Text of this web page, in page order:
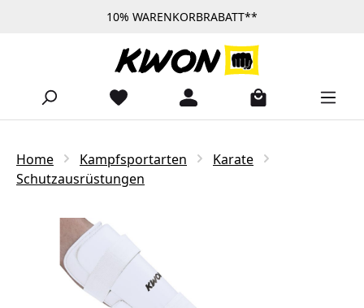
Zum Hauptinhalt springen10% WARENKORBRABATT**
Home Kampfsportarten
Karate
Schutzausrüstungen
Bildergalerie überspringen